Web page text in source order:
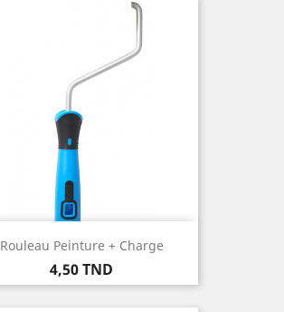
Rouleau Peinture + Charge
Prix
4,50 TND